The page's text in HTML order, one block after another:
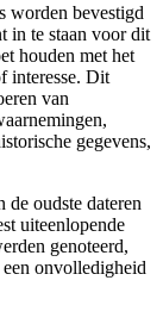
worden bevestigd
in te staan voor dit
houden met het
interesse. Dit
van
gegevens,
de oudste dateren
uiteenlopende
genoteerd,
onvolledigheid